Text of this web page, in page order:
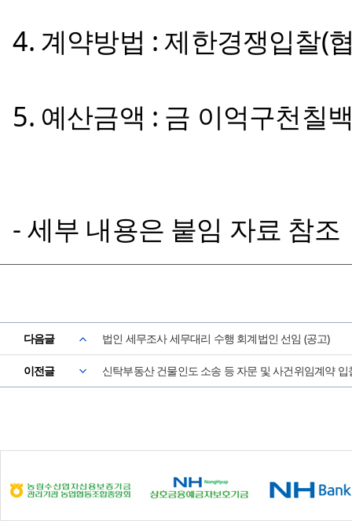
4. 계약방법 : 제한경쟁입찰(
5. 예산금액 : 금 이억구천칠
- 세부 내용은 붙임 자료 참조
다음글 법인 세무조사 세무대리 수행 회계법인 선임 (공고)
이전글 신탁부동산 건물인도 소송 등 자문 및 사건위임계약 입